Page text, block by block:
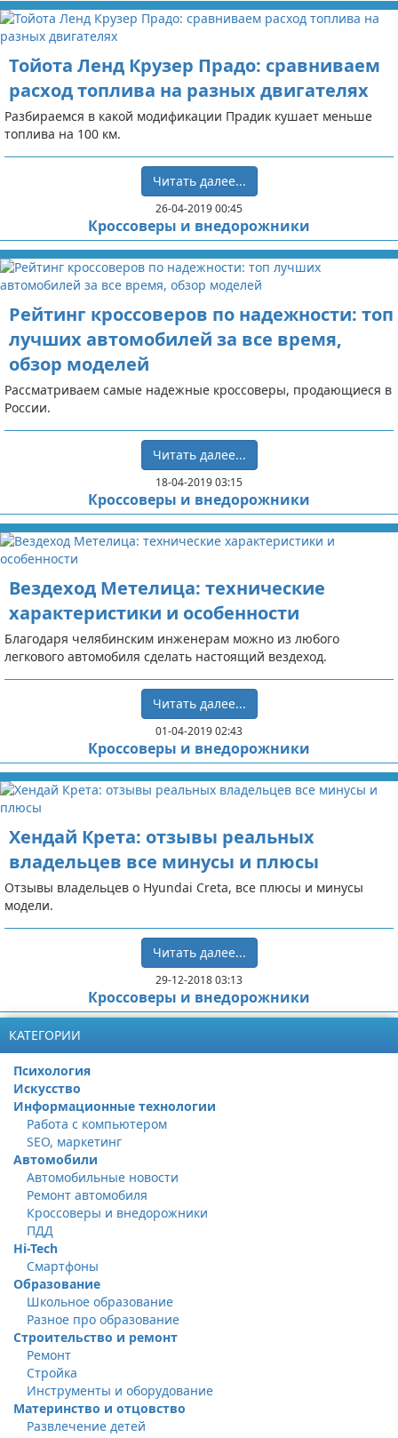
Тойота Ленд Крузер Прадо: сравниваем
расход топлива на разных двигателях
Разбираемся в какой модификации Прадик кушает меньше
топлива на 100 км.
Читать далее...
26-04-2019 00:45
Кроссоверы и внедорожники
Рейтинг кроссоверов по надежности: топ
лучших автомобилей за все время,
обзор моделей
Рассматриваем самые надежные кроссоверы, продающиеся в
России.
Читать далее...
18-04-2019 03:15
Кроссоверы и внедорожники
Вездеход Метелица: технические
характеристики и особенности
Благодаря челябинским инженерам можно из любого
легкового автомобиля сделать настоящий вездеход.
Читать далее...
01-04-2019 02:43
Кроссоверы и внедорожники
Хендай Крета: отзывы реальных
владельцев все минусы и плюсы
Отзывы владельцев о Hyundai Creta, все плюсы и минусы
модели.
Читать далее...
29-12-2018 03:13
Кроссоверы и внедорожники
КАТЕГОРИИ
Психология
Искусство
Информационные технологии
Работа с компьютером
SEO, маркетинг
Автомобили
Автомобильные новости
Ремонт автомобиля
Кроссоверы и внедорожники
ПДД
Hi-Tech
Смартфоны
Образование
Школьное образование
Разное про образование
Строительство и ремонт
Ремонт
Стройка
Инструменты и оборудование
Материнство и отцовство
Развлечение детей